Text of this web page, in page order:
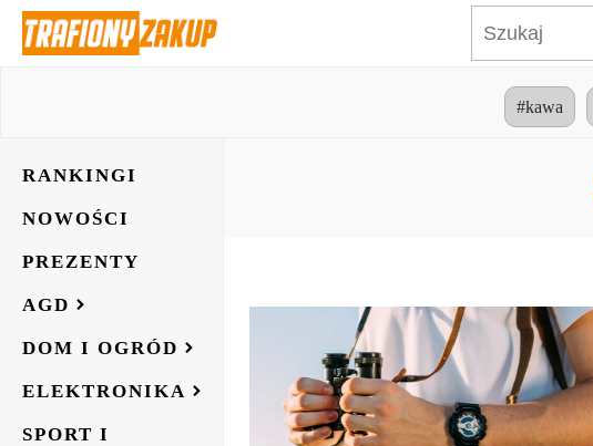
#kawa
RANKINGI
NOWOŚCI
PREZENTY
AGD
DOM I OGRÓD
ELEKTRONIKA
SPORT I